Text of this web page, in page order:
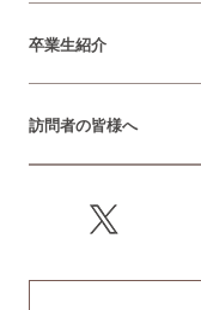
卒業生紹介
訪問者の皆様へ